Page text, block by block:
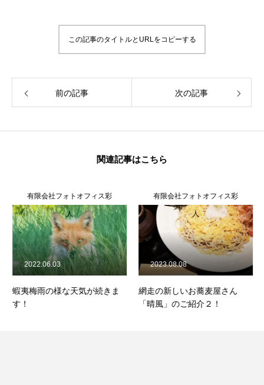
ンラインアジト】この記事のタイトルとURLをコピーする
前の記事 次の記事
関連記事はこちら
有限会社フォトオフィス彩
人
蝦夷梅雨の様な天気が続きま
す！
2022.06.03
有限会社フォトオフィス彩
人
網走の新しいお蕎麦屋さん
「晴風」のご紹介２！
2023.08.08